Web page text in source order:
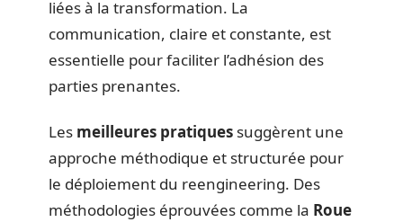
liées à la transformation. La
communication, claire et constante, est
essentielle pour faciliter l’adhésion des
parties prenantes.
Les meilleures pratiques suggèrent une
approche méthodique et structurée pour
le déploiement du reengineering. Des
méthodologies éprouvées comme la Roue